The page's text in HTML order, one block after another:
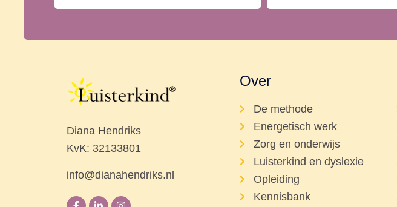
Diana Hendriks
KvK: 32133801
info@dianahendriks.nl
Over
De methode
Energetisch werk
Zorg en onderwijs
Luisterkind en dyslexie
Opleiding
Kennisbank